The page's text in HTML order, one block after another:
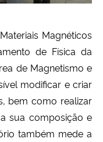
Magnéticos
de Física da
de Magnetismo e
modificar e criar
bem como realizar
sua composição e
também mede a